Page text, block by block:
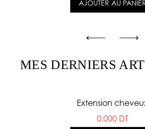
AJOUTER AU
MES DERNIERS
Extension
0.000 DT